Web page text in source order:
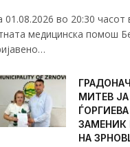
01.08.2026 во 20:30
медицинска помош
МИТЕВ
ЗАМЕНИК
НА